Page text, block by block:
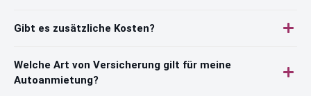
Gibt es zusätzliche Kosten?
Welche Art von Versicherung gilt für meine
Autoanmietung?